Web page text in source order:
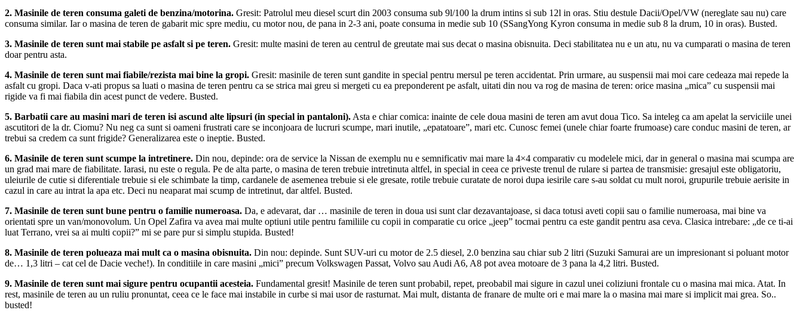
2. Masinile de teren consuma galeti de benzina/motorina. Gresit: Patrolul meu diesel scurt din 2003 consuma sub 9l/100 la drum intins si sub 12l in oras. Stiu destule Dacii/Opel/VW (nereglate sau nu) care
consuma similar. Iar o masina de teren de gabarit mic spre mediu, cu motor nou, de pana in 2-3 ani, poate consuma in medie sub 10 (SSangYong Kyron consuma in medie sub 8 la drum, 10 in oras). Busted.
3. Masinile de teren sunt mai stabile pe asfalt si pe teren. Gresit: multe masini de teren au centrul de greutate mai sus decat o masina obisnuita. Deci stabilitatea nu e un atu, nu va cumparati o masina de teren
doar pentru asta.
4. Masinile de teren sunt mai fiabile/rezista mai bine la gropi. Gresit: masinile de teren sunt gandite in special pentru mersul pe teren accidentat. Prin urmare, au suspensii mai moi care cedeaza mai repede la
asfalt cu gropi. Daca v-ati propus sa luati o masina de teren pentru ca se strica mai greu si mergeti cu ea preponderent pe asfalt, uitati din nou va rog de masina de teren: orice masina „mica” cu suspensii mai
rigide va fi mai fiabila din acest punct de vedere. Busted.
5. Barbatii care au masini mari de teren isi ascund alte lipsuri (in special in pantaloni). Asta e chiar comica: inainte de cele doua masini de teren am avut doua Tico. Sa inteleg ca am apelat la serviciile unei
ascutitori de la dr. Ciomu? Nu neg ca sunt si oameni frustrati care se inconjoara de lucruri scumpe, mari inutile, „epatatoare”, mari etc. Cunosc femei (unele chiar foarte frumoase) care conduc masini de teren, ar
trebui sa credem ca sunt frigide? Generalizarea este o ineptie. Busted.
6. Masinile de teren sunt scumpe la intretinere. Din nou, depinde: ora de service la Nissan de exemplu nu e semnificativ mai mare la 4×4 comparativ cu modelele mici, dar in general o masina mai scumpa are
un grad mai mare de fiabilitate. Iarasi, nu este o regula. Pe de alta parte, o masina de teren trebuie intretinuta altfel, in special in ceea ce priveste trenul de rulare si partea de transmisie: gresajul este obligatoriu,
uleiurile de cutie si diferentiale trebuie si ele schimbate la timp, cardanele de asemenea trebuie si ele gresate, rotile trebuie curatate de noroi dupa iesirile care s-au soldat cu mult noroi, grupurile trebuie aerisite in
cazul in care au intrat la apa etc. Deci nu neaparat mai scump de intretinut, dar altfel. Busted.
7. Masinile de teren sunt bune pentru o familie numeroasa. Da, e adevarat, dar … masinile de teren in doua usi sunt clar dezavantajoase, si daca totusi aveti copii sau o familie numeroasa, mai bine va
orientati spre un van/monovolum. Un Opel Zafira va avea mai multe optiuni utile pentru familiile cu copii in comparatie cu orice „jeep” tocmai pentru ca este gandit pentru asa ceva. Clasica intrebare: „de ce ti-ai
luat Terrano, vrei sa ai multi copii?” mi se pare pur si simplu stupida. Busted!
8. Masinile de teren polueaza mai mult ca o masina obisnuita. Din nou: depinde. Sunt SUV-uri cu motor de 2.5 diesel, 2.0 benzina sau chiar sub 2 litri (Suzuki Samurai are un impresionant si poluant motor
de… 1,3 litri – cat cel de Dacie veche!). In conditiile in care masini „mici” precum Volkswagen Passat, Volvo sau Audi A6, A8 pot avea motoare de 3 pana la 4,2 litri. Busted.
9. Masinile de teren sunt mai sigure pentru ocupantii acesteia. Fundamental gresit! Masinile de teren sunt probabil, repet, preobabil mai sigure in cazul unei coliziuni frontale cu o masina mai mica. Atat. In
rest, masinile de teren au un ruliu pronuntat, ceea ce le face mai instabile in curbe si mai usor de rasturnat. Mai mult, distanta de franare de multe ori e mai mare la o masina mai mare si implicit mai grea. So..
busted!